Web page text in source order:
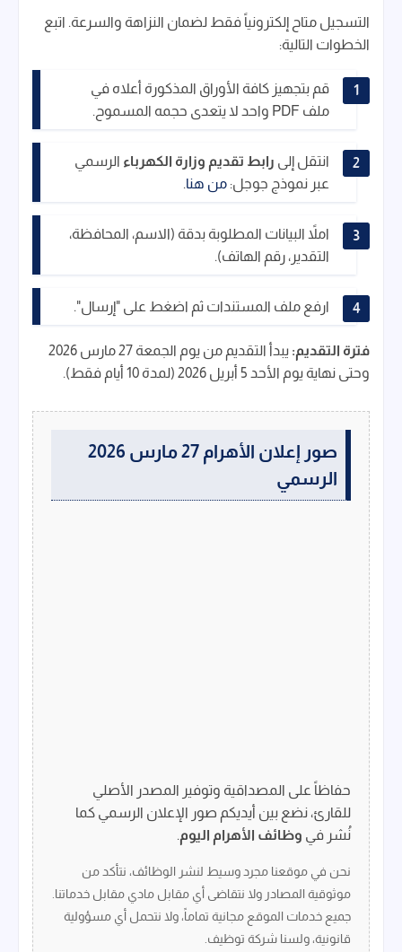
التسجيل متاح إلكترونياً فقط لضمان النزاهة والسرعة. اتبع
الخطوات التالية:
قم بتجهيز كافة الأوراق المذكورة أعلاه في
ملف PDF واحد لا يتعدى حجمه المسموح.
انتقل إلى رابط تقديم وزارة الكهرباء الرسمي
عبر نموذج جوجل: من هنا.
املاً البيانات المطلوبة بدقة (الاسم، المحافظة،
التقدير، رقم الهاتف).
ارفع ملف المستندات ثم اضغط على "إرسال".
فترة التقديم:
يبدأ التقديم من يوم الجمعة 27 مارس 2026
وحتى نهاية يوم الأحد 5 أبريل 2026 (لمدة 10 أيام فقط).
صور إعلان الأهرام 27 مارس 2026
الرسمي
حفاظاً على المصداقية وتوفير المصدر الأصلي
للقارئ، نضع بين أيديكم صور الإعلان الرسمي كما
نُشر في وظائف الأهرام اليوم.
نحن في موقعنا مجرد وسيط لنشر الوظائف، نتأكد من
موثوقية المصادر ولا نتقاضى أي مقابل مادي مقابل خدماتنا.
جميع خدمات الموقع مجانية تماماً، ولا نتحمل أي مسؤولية
قانونية، ولسنا شركة توظيف.